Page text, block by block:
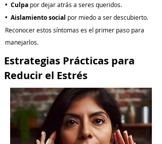
• Culpa por dejar atrás a seres queridos.
• Aislamiento social por miedo a ser descubierto.
Reconocer estos síntomas es el primer paso para
manejarlos.
​Estrategias Prácticas para
Reducir el Estrés